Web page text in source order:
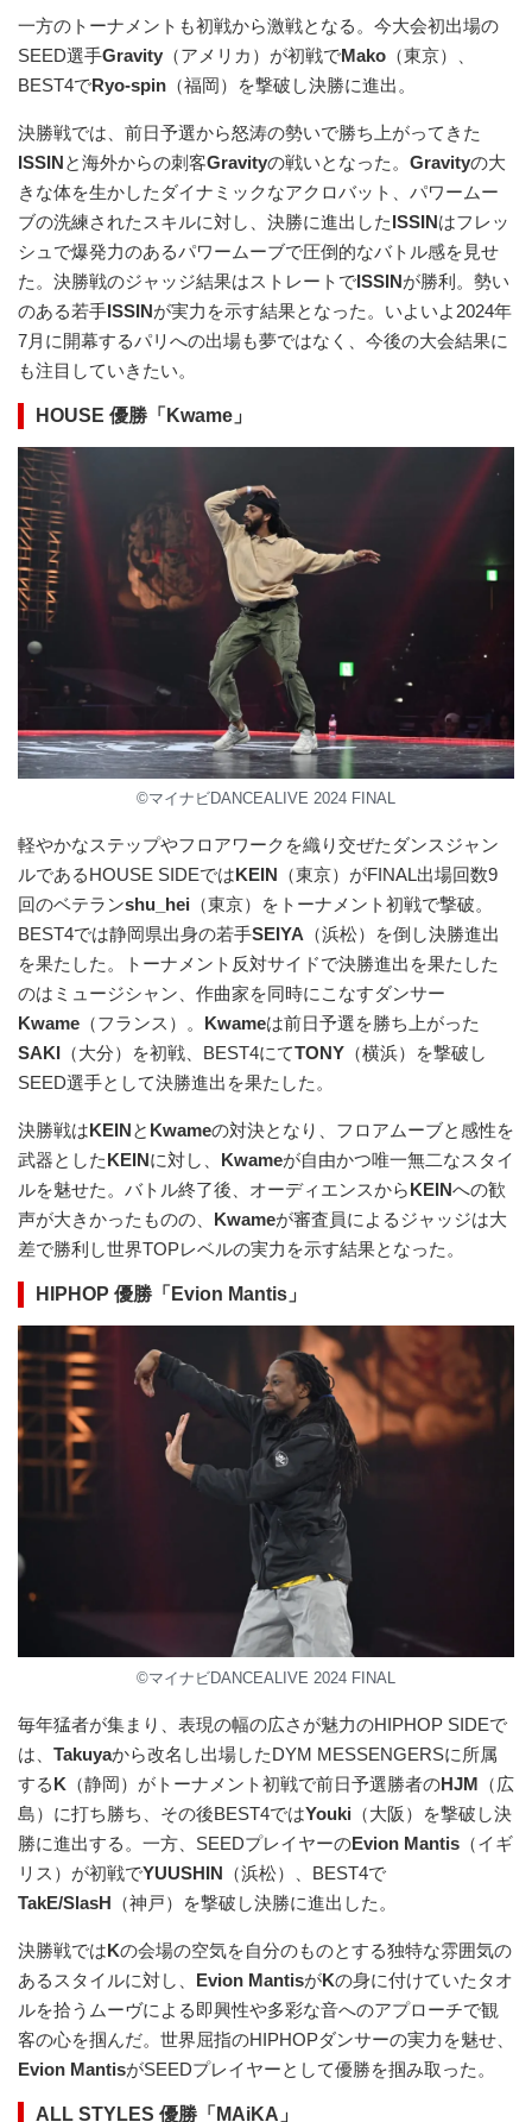
一方のトーナメントも初戦から激戦となる。今大会初出場の
SEED選手Gravity （アメリカ）が初戦でMako （東京）、
BEST4でRyo-spin （福岡）を撃破し決勝に進出。
決勝戦では、前日予選から怒涛の勢いで勝ち上がってきた
ISSINと海外からの刺客Gravityの戦いとなった。 Gravityの大
きな体を生かしたダイナミックなアクロバット、パワームー
ブの洗練されたスキルに対し、決勝に進出したISSINはフレッ
シュで爆発力のあるパワームーブで圧倒的なバトル感を見せ
た。決勝戦のジャッジ結果はストレートでISSINが勝利。勢い
のある若手ISSINが実力を示す結果となった。いよいよ2024年
7月に開幕するパリへの出場も夢ではなく、今後の大会結果に
も注目していきたい。
HOUSE 優勝「Kwame」
©マイナビDANCEALIVE 2024 FINAL
軽やかなステップやフロアワークを織り交ぜたダンスジャン
ルであるHOUSE SIDEではKEIN （東京）がFINAL出場回数9
回のベテランshu_hei （東京）をトーナメント初戦で撃破。
BEST4では静岡県出身の若手SEIYA （浜松）を倒し決勝進出
を果たした。トーナメント反対サイドで決勝進出を果たした
のはミュージシャン、作曲家を同時にこなすダンサー
Kwame （フランス）。 Kwameは前日予選を勝ち上がった
SAKI （大分）を初戦、BEST4にてTONY （横浜）を撃破し
SEED選手として決勝進出を果たした。
決勝戦はKEINと Kwameの対決となり、フロアムーブと感性を
武器としたKEINに対し、 Kwameが自由かつ唯一無二なスタイ
ルを魅せた。バトル終了後、オーディエンスからKEINへの歓
声が大きかったものの、 Kwameが審査員によるジャッジは大
差で勝利し世界TOPレベルの実力を示す結果となった。
HIPHOP 優勝「Evion Mantis」
©マイナビDANCEALIVE 2024 FINAL
毎年猛者が集まり、表現の幅の広さが魅力のHIPHOP SIDEで
は、 Takuyaから改名し出場したDYM MESSENGERSに所属
するK （静岡）がトーナメント初戦で前日予選勝者のHJM （広
島）に打ち勝ち、その後BEST4ではYouki （大阪）を撃破し決
勝に進出する。一方、SEEDプレイヤーのEvion Mantis （イギ
リス）が初戦でYUUSHIN （浜松）、BEST4で
TakE/SlasH （神戸）を撃破し決勝に進出した。
決勝戦ではKの会場の空気を自分のものとする独特な雰囲気の
あるスタイルに対し、 Evion MantisがKの身に付けていたタオ
ルを拾うムーヴによる即興性や多彩な音へのアプローチで観
客の心を掴んだ。世界屈指のHIPHOPダンサーの実力を魅せ、
Evion MantisがSEEDプレイヤーとして優勝を掴み取った。
ALL STYLES 優勝「MAiKA」